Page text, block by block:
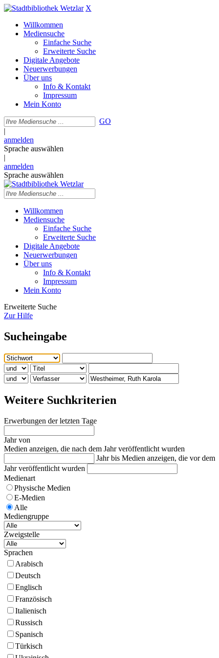
X
Willkommen
Mediensuche
Einfache Suche
Erweiterte Suche
Digitale Angebote
Neuerwerbungen
Über uns
Info & Kontakt
Impressum
Mein Konto
GO
|
anmelden
Sprache auswählen
|
anmelden
Sprache auswählen
Willkommen
Mediensuche
Einfache Suche
Erweiterte Suche
Digitale Angebote
Neuerwerbungen
Über uns
Info & Kontakt
Impressum
Mein Konto
Erweiterte Suche
Zur Hilfe
Sucheingabe
Weitere Suchkriterien
Erwerbungen der letzten Tage
Jahr von
Medien anzeigen, die nach dem Jahr veröffentlicht wurden
Jahr bis Medien anzeigen, die vor dem
Jahr veröffentlicht wurden
Medienart
Physische Medien
E-Medien
Alle
Mediengruppe
Zweigstelle
Sprachen
Arabisch
Deutsch
Englisch
Französisch
Italienisch
Russisch
Spanisch
Türkisch